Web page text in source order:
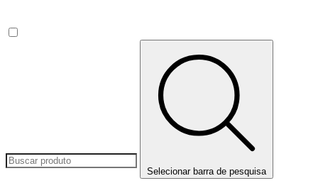
Selecionar barra de pesquisa